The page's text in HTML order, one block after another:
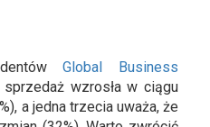
Global Business
wzrosła w ciągu
a jedna trzecia uważa, że